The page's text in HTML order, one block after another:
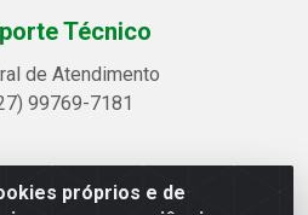
próprios e de
Técnico
de Atendimento
99769-7181
- Avenida Alegre, 2521 -